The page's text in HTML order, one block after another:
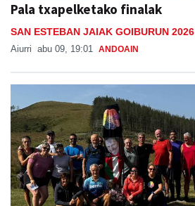
Pala txapelketako finalak
SAN ESTEBAN JAIAK GOIBURUN 2026
Aiurri abu 09, 19:01 ANDOAIN